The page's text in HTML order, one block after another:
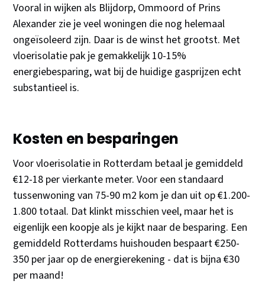
Vooral in wijken als Blijdorp, Ommoord of Prins
Alexander zie je veel woningen die nog helemaal
ongeïsoleerd zijn. Daar is de winst het grootst. Met
vloerisolatie pak je gemakkelijk 10-15%
energiebesparing, wat bij de huidige gasprijzen echt
substantieel is.
Kosten en besparingen
Voor vloerisolatie in Rotterdam betaal je gemiddeld
€12-18 per vierkante meter. Voor een standaard
tussenwoning van 75-90 m2 kom je dan uit op €1.200-
1.800 totaal. Dat klinkt misschien veel, maar het is
eigenlijk een koopje als je kijkt naar de besparing. Een
gemiddeld Rotterdams huishouden bespaart €250-
350 per jaar op de energierekening - dat is bijna €30
per maand!